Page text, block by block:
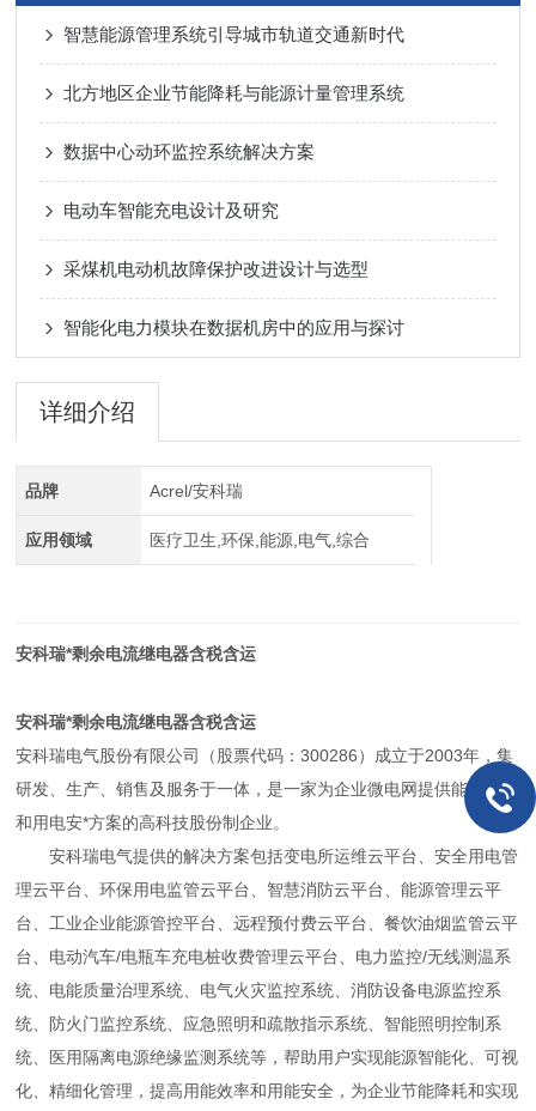
智慧能源管理系统引导城市轨道交通新时代
北方地区企业节能降耗与能源计量管理系统
数据中心动环监控系统解决方案
电动车智能充电设计及研究
采煤机电动机故障保护改进设计与选型
智能化电力模块在数据机房中的应用与探讨
详细介绍
品牌 Acrel/安科瑞
应用领域 医疗卫生,环保,能源,电气,综合
安科瑞*剩余电流继电器含税含运
安科瑞*剩余电流继电器含税含运
安科瑞电气股份有限公司（股票代码：300286）成立于2003年，集
研发、生产、销售及服务于一体，是一家为企业微电网提供能效管理
和用电安*方案的高科技股份制企业。
安科瑞电气提供的解决方案包括变电所运维云平台、安全用电管
理云平台、环保用电监管云平台、智慧消防云平台、能源管理云平
台、工业企业能源管控平台、远程预付费云平台、餐饮油烟监管云平
台、电动汽车/电瓶车充电桩收费管理云平台、电力监控/无线测温系
统、电能质量治理系统、电气火灾监控系统、消防设备电源监控系
统、防火门监控系统、应急照明和疏散指示系统、智能照明控制系
统、医用隔离电源绝缘监测系统等，帮助用户实现能源智能化、可视
化、精细化管理，提高用能效率和用能安全，为企业节能降耗和实现